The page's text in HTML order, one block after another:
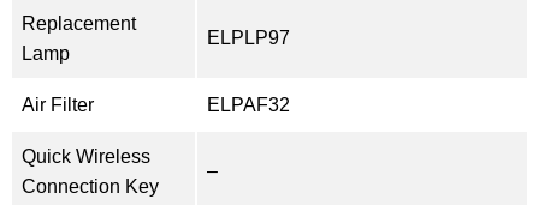
Replacement
Lamp
ELPLP97
Air Filter ELPAF32
Quick Wireless
Connection Key
–